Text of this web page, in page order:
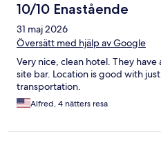
10/10 Enastående
31 maj 2026
Översätt med hjälp av Google
Very nice, clean hotel. They
site bar. Location is good with
transportation.
Alfred, 4 nätters resa